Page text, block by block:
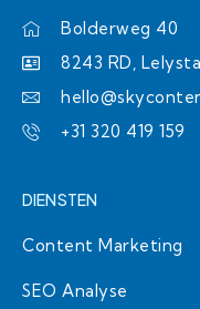
r r
m
i o
k
Bolderweg 40
8243 RD,
+31 320 419 159
DIENSTEN
Content Marketing
SEO Analyse